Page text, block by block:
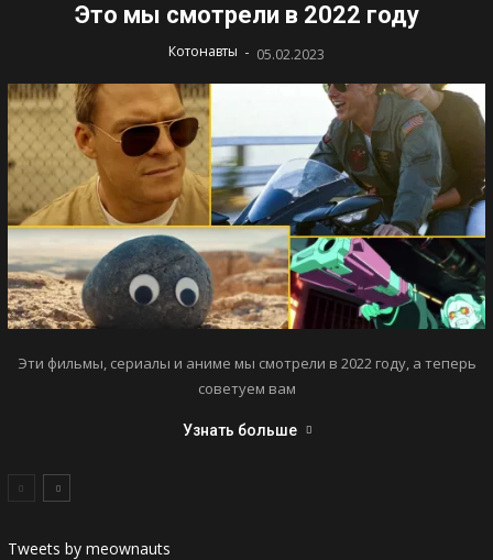
Это мы смотрели в 2022 году
Котонавты - 05.02.2023
Эти фильмы, сериалы и аниме мы смотрели в 2022 году, а теперь
советуем вам
Узнать больше
Tweets by meownauts